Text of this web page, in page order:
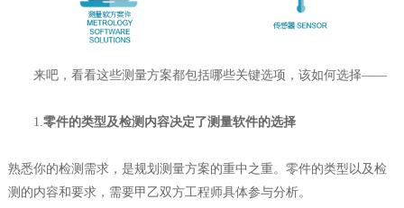
来吧，看看这些测量方案都包括哪些关键选项，该如何选择——
1. 零件的类型及检测内容决定了测量软件的选择
熟悉你的检测需求，是规划测量方案的重中之重。零件的类型以及检
测的内容和要求，需要甲乙双方工程师具体参与分析。